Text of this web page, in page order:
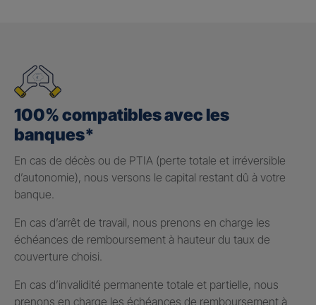
100% compatibles avec les
banques*
En cas de décès ou de PTIA (perte totale et irréversible
d’autonomie), nous versons le capital restant dû à votre
banque.
En cas d’arrêt de travail, nous prenons en charge les
échéances de remboursement à hauteur du taux de
couverture choisi.
En cas d’invalidité permanente totale et partielle, nous
prenons en charge les échéances de remboursement à